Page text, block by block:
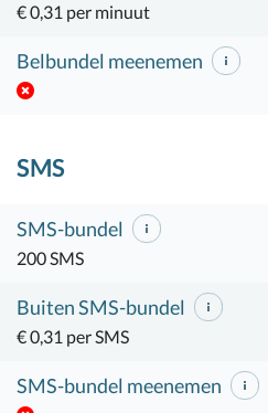
€ 0,31 per minuut
Belbundel meenemen
SMS
SMS-bundel
200 SMS
Buiten SMS-bundel
€ 0,31 per SMS
SMS-bundel meenemen